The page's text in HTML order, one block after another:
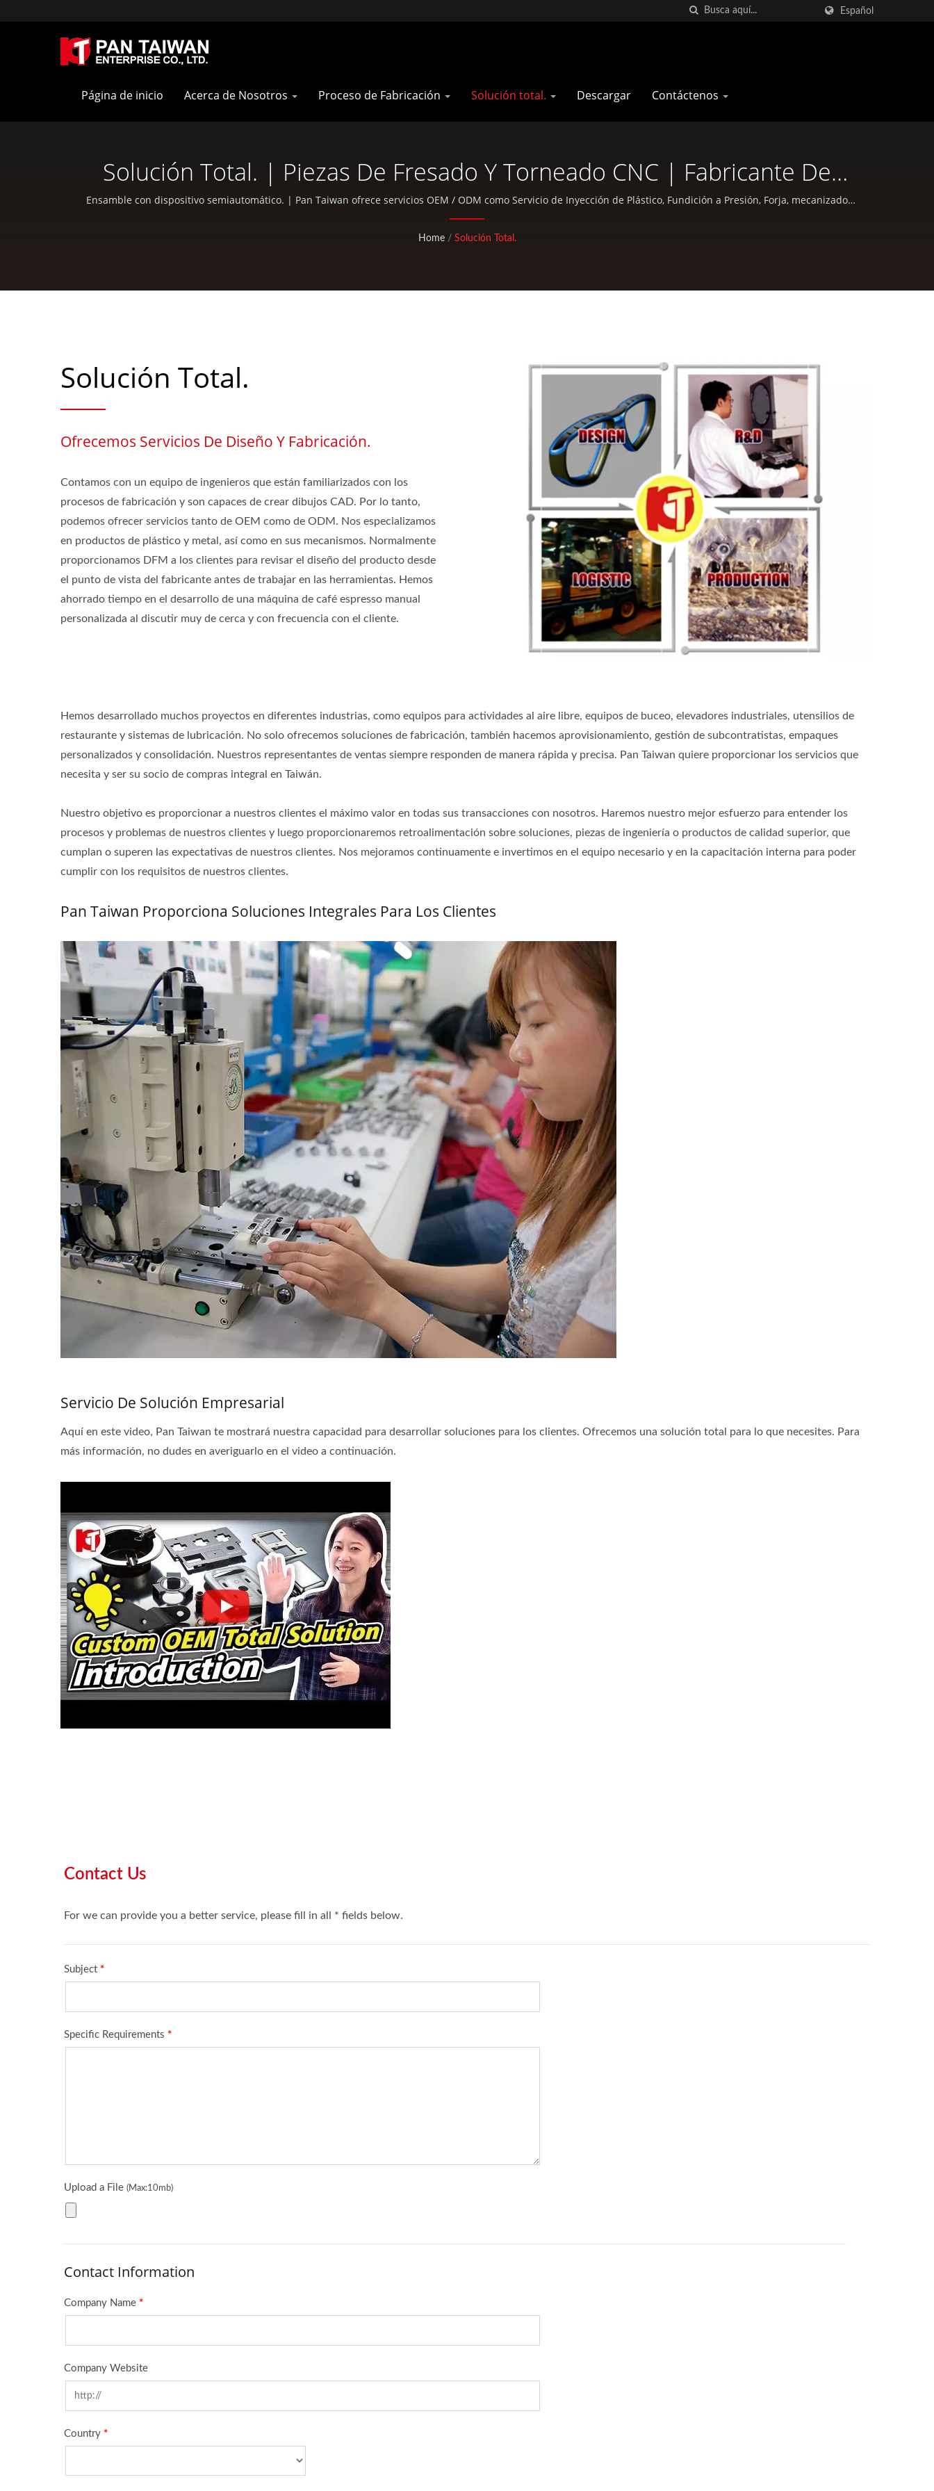
Español
Página de inicio Acerca de Nosotros Proceso de Fabricación Solución total. Descargar Contáctenos
Solución Total. | Piezas De Fresado Y Torneado CNC | Fabricante De
Piezas De Bicicleta De Carreras | Pan Taiwan
Ensamble con dispositivo semiautomático. | Pan Taiwan ofrece servicios OEM / ODM como Servicio de Inyección de Plástico, Fundición a Presión, Forja, mecanizado
CNC, bolsas EDC y piezas estándar de bicicletas y actividades al aire libre.
Home / Solución Total.
Solución Total.
Ofrecemos Servicios De Diseño Y Fabricación.
Contamos con un equipo de ingenieros que están familiarizados con los
procesos de fabricación y son capaces de crear dibujos CAD. Por lo tanto,
podemos ofrecer servicios tanto de OEM como de ODM. Nos especializamos
en productos de plástico y metal, así como en sus mecanismos. Normalmente
proporcionamos DFM a los clientes para revisar el diseño del producto desde
el punto de vista del fabricante antes de trabajar en las herramientas. Hemos
ahorrado tiempo en el desarrollo de una máquina de café espresso manual
personalizada al discutir muy de cerca y con frecuencia con el cliente.
Hemos desarrollado muchos proyectos en diferentes industrias, como equipos para actividades al aire libre, equipos de buceo, elevadores industriales, utensilios de
restaurante y sistemas de lubricación. No solo ofrecemos soluciones de fabricación, también hacemos aprovisionamiento, gestión de subcontratistas, empaques
personalizados y consolidación. Nuestros representantes de ventas siempre responden de manera rápida y precisa. Pan Taiwan quiere proporcionar los servicios que
necesita y ser su socio de compras integral en Taiwán.
Nuestro objetivo es proporcionar a nuestros clientes el máximo valor en todas sus transacciones con nosotros. Haremos nuestro mejor esfuerzo para entender los
procesos y problemas de nuestros clientes y luego proporcionaremos retroalimentación sobre soluciones, piezas de ingeniería o productos de calidad superior, que
cumplan o superen las expectativas de nuestros clientes. Nos mejoramos continuamente e invertimos en el equipo necesario y en la capacitación interna para poder
cumplir con los requisitos de nuestros clientes.
Pan Taiwan Proporciona Soluciones Integrales Para Los Clientes
Servicio De Solución Empresarial
Aquí en este video, Pan Taiwan te mostrará nuestra capacidad para desarrollar soluciones para los clientes. Ofrecemos una solución total para lo que necesites. Para
más información, no dudes en averiguarlo en el video a continuación.